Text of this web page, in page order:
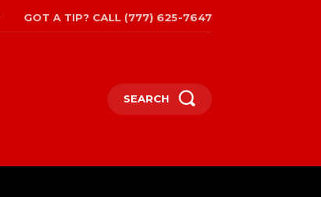
GOT A TIP? CALL (777) 625-7647
SEARCH